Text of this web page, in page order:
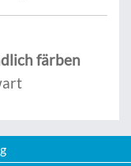
färben